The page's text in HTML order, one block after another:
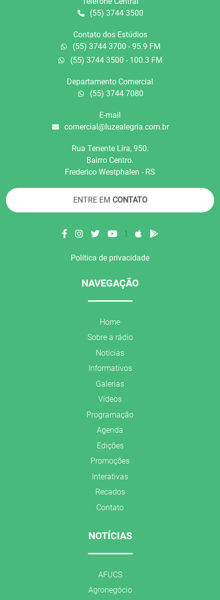
(55) 3744 3500
Contato dos Estúdios
(55) 3744 3700 - 95.9 FM
(55) 3744 3500 - 100.3 FM
Departamento Comercial
(55) 3744 7080
E-mail
comercial@luzealegria.com.br
Rua Tenente Líra, 950.
Bairro Centro.
Frederico Westphalen - RS
ENTRE EM CONTATO
|
Política de privacidade
NAVEGAÇÃO
Home
Sobre a rádio
Notícias
Informativos
Galerias
Vídeos
Programação
Agenda
Edições
Promoções
Interativas
Recados
Contato
NOTÍCIAS
AFUCS
Agronegócio